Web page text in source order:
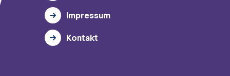
Impressum
Kontakt